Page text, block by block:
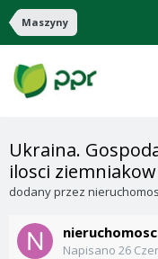
Maszyny
Ukraina.
ilosci ziemniakow
dodany przez
Napisano 26